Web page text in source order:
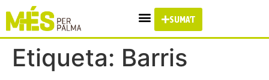
SUMA'T
Etiqueta: Barris